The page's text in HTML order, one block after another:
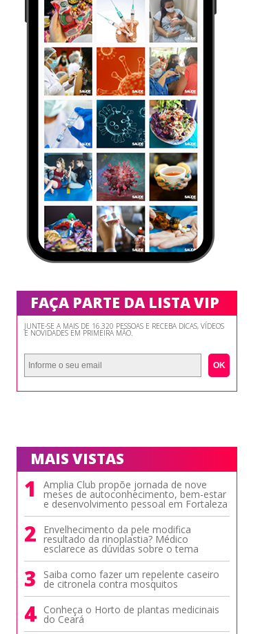
FAÇA PARTE DA LISTA VIP
JUNTE-SE A MAIS DE 16.320 PESSOAS E RECEBA DICAS, VÍDEOS
E NOVIDADES EM PRIMEIRA MÃO.
OK
MAIS VISTAS
1 Amplia Club propõe jornada de nove
meses de autoconhecimento, bem-estar
e desenvolvimento pessoal em Fortaleza
2 Envelhecimento da pele modifica
resultado da rinoplastia? Médico
esclarece as dúvidas sobre o tema
3 Saiba como fazer um repelente caseiro
de citronela contra mosquitos
4 Conheça o Horto de plantas medicinais
do Ceará